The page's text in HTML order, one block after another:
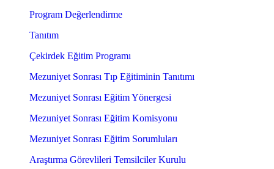
Program Değerlendirme
Tanıtım
Çekirdek Eğitim Programı
Mezuniyet Sonrası Tıp Eğitiminin Tanıtımı
Mezuniyet Sonrası Eğitim Yönergesi
Mezuniyet Sonrası Eğitim Komisyonu
Mezuniyet Sonrası Eğitim Sorumluları
Araştırma Görevlileri Temsilciler Kurulu